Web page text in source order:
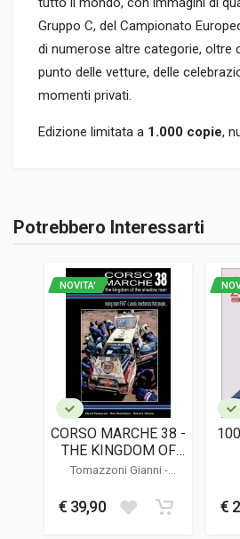
Gruppo C, del Campionato
di numerose altre categorie, oltre
punto delle vetture, delle
momenti privati.
Edizione limitata a 1.000 copie,
Rilegato con cofanetto
9783945390115
Sportfahrer Verlag
LINGUA DEL TESTO
Tedesco, Inglese
DATA DI STAMPA
27 x 30 x 10 cm
Accedi o registrati
Potrebbero Interessarti
NOVITA'
CORSO MARCHE 38 -
THE KINGDOM OF
THE SHADOW MAN
Tomazzoni Gianni-
Roberto
€ 39,90 €